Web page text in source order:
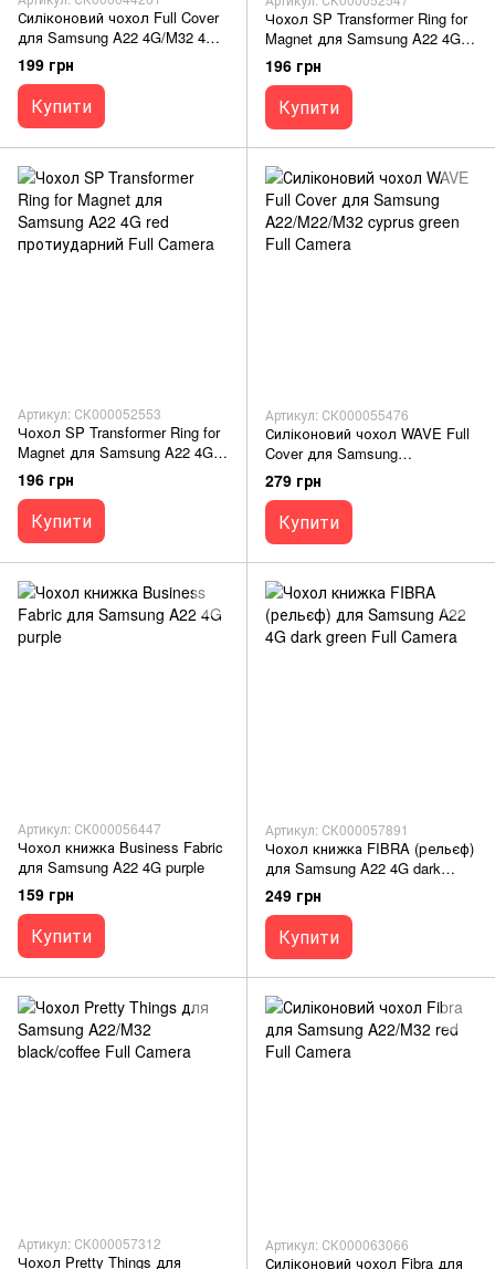
Силіконовий чохол Full Cover
для Samsung A22 4G/M32 4G
rose red без logo
199 грн
Купити
Чохол SP Transformer Ring for
Magnet для Samsung A22 4G
light green протиударний Full
Camera
196 грн
Купити
Артикул: СК000052553
Чохол SP Transformer Ring for
Magnet для Samsung A22 4G
red протиударний Full Camera
196 грн
Купити
Артикул: СК000055476
Силіконовий чохол WAVE Full
Cover для Samsung
A22/M22/M32 cyprus green Full
Camera
279 грн
Купити
Артикул: СК000056447
Чохол книжка Business Fabric
для Samsung A22 4G purple
159 грн
Купити
Артикул: СК000057891
Чохол книжка FIBRA (рельєф)
для Samsung A22 4G dark
green Full Camera
249 грн
Купити
Артикул: СК000057312
Чохол Pretty Things для
Артикул: СК000063066
Силіконовий чохол Fibra для